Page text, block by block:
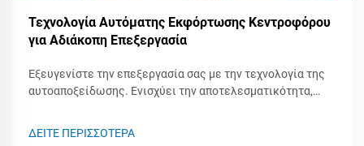
Τεχνολογία Αυτόματης Εκφόρτωσης Κεντροφόρου
για Αδιάκοπη Επεξεργασία
Εξευγενίστε την επεξεργασία σας με την τεχνολογία της
αυτοαποξείδωσης. Ενισχύει την αποτελεσματικότητα,
ΔΕΙΤΕ ΠΕΡΙΣΣΟΤΕΡΑ